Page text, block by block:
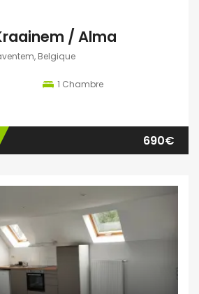
/ Alma
Belgique
1 Chambre
690€